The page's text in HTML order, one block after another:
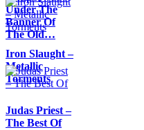
Under The
Banner Of
The Old…
Iron Slaught –
Metallic
Torments
Judas Priest –
The Best Of